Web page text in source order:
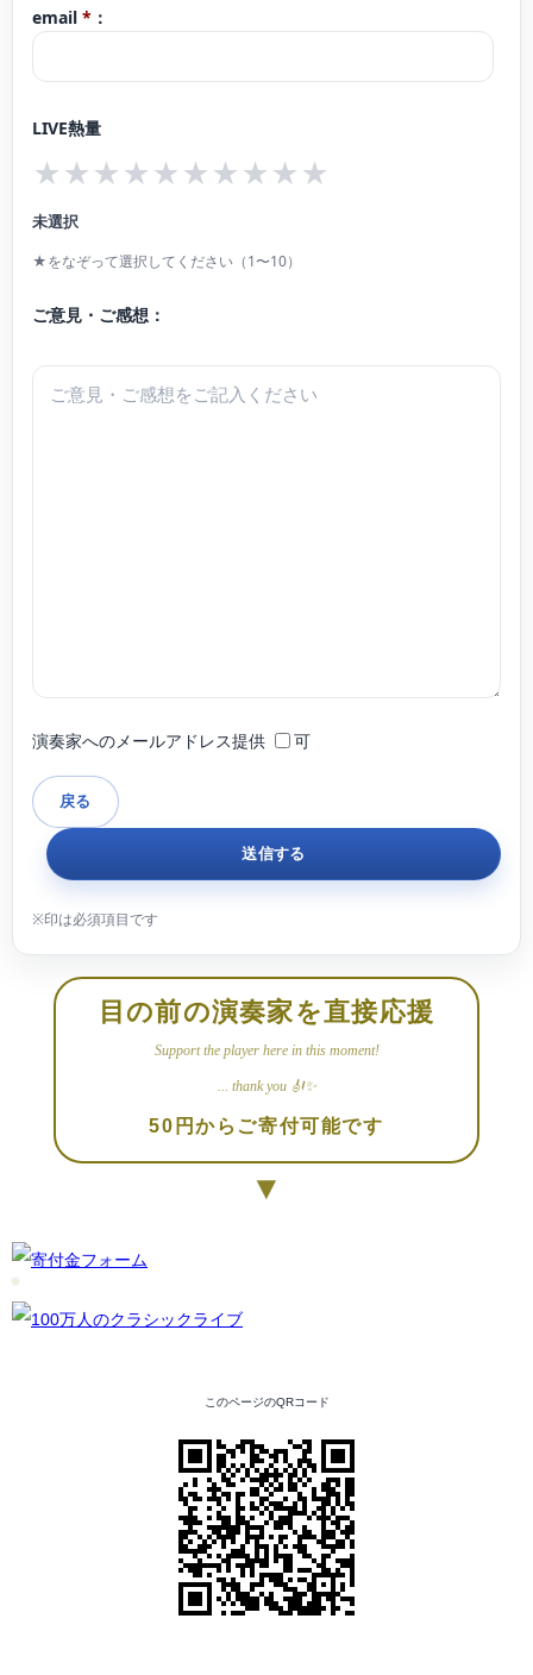
ノコンツェルト第1番」を現地のオーケストラと共演し、自身がオーケストラア
ップスとジャンル問わず、幅広いスタイルで九州各地にて精力的に演奏活動を
行う傍ら、オーケストラや小編成の編曲や作曲活動も行っている。2014年3月
を行った。
現在、中村女子高等学校非常勤講師。C熊本ミュージックアーティスト、AXIS
email * ：
LIVE熱量
★★★★★★★★★★
未選択
★をなぞって選択してください（1〜10）
ご意見・ご感想：
演奏家へのメールアドレス提供 可
目の前の演奏家を直接応援
Support the player here in this moment!
... thank you 🎻✨
50円からご寄付可能です
▼
このページのQRコード